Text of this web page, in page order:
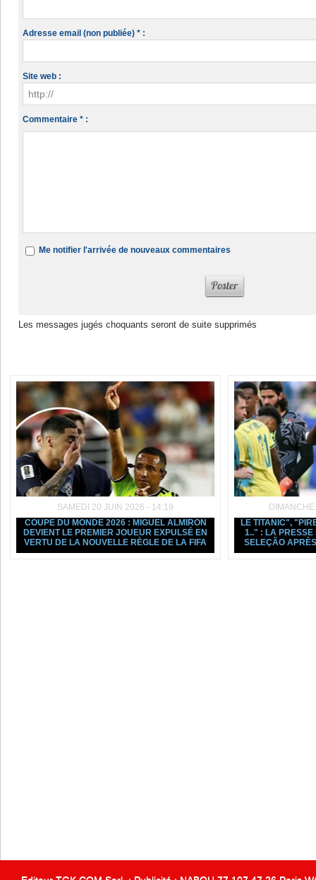
Adresse email (non publiée) * :
Site web :
Commentaire * :
Me notifier l'arrivée de nouveaux commentaires
Les messages jugés choquants seront de suite supprimés
SAMEDI 20 JUIN 2026 - 14:19
COUPE DU MONDE 2026 : MIGUEL ALMIRÓN
DEVIENT LE PREMIER JOUEUR EXPULSÉ EN
VERTU DE LA NOUVELLE RÈGLE DE LA FIFA
LE TITANIC",
1.." : LA PRESSE
SELEÇÃO